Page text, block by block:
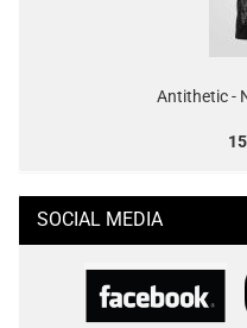
Antithetic -
SOCIAL MEDIA